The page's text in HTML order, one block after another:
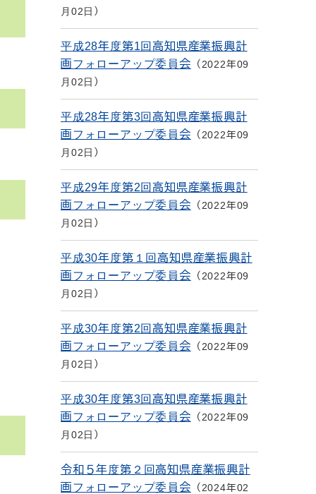
月02日
平成28年度第1回高知県産業振興計
画フォローアップ委員会
2022年09
月02日
平成28年度第3回高知県産業振興計
画フォローアップ委員会
2022年09
月02日
平成29年度第2回高知県産業振興計
画フォローアップ委員会
2022年09
月02日
平成30年度第１回高知県産業振興計
画フォローアップ委員会
2022年09
月02日
平成30年度第2回高知県産業振興計
画フォローアップ委員会
2022年09
月02日
平成30年度第3回高知県産業振興計
画フォローアップ委員会
2022年09
月02日
令和５年度第２回高知県産業振興計
画フォローアップ委員会
2024年02